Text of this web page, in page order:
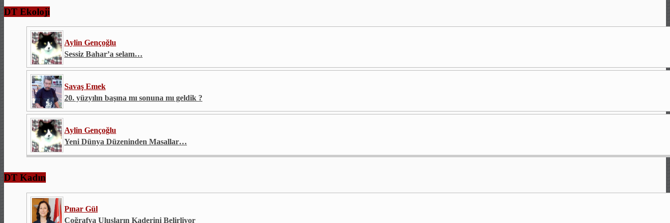
DT Ekoloji
Aylin Gençoğlu
Sessiz Bahar’a selam…
Savaş Emek
20. yüzyılın başına mı sonuna mı geldik ?
Aylin Gençoğlu
Yeni Dünya Düzeninden Masallar…
DT Kadın
Pınar Gül
Coğrafya Ulusların Kaderini Belirliyor